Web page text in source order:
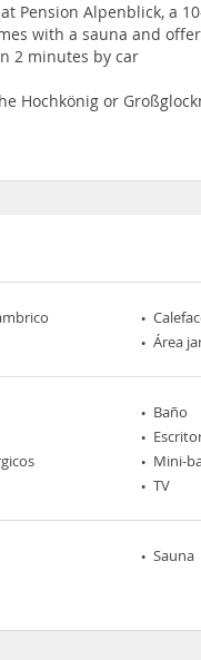
Pension Alpenblick, a
with a sauna and
2 minutes by car
Hochkönig or
Área
Baño
Mini-
TV
Sauna